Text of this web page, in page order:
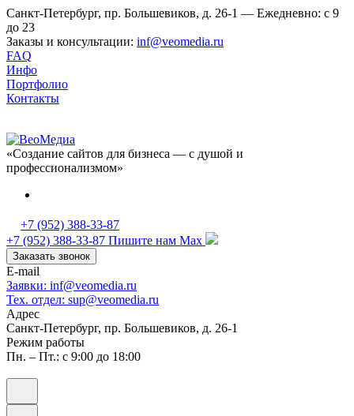
Санкт-Петербург, пр. Большевиков, д. 26-1 — Ежедневно: с 9
до 23
Заказы и консультации: inf@veomedia.ru
FAQ
Инфо
Портфолио
Контакты
«Создание сайтов для бизнеса — с душой и
профессионализмом»
+7 (952) 388-33-87
+7 (952) 388-33-87 Пишите нам Max
Заказать звонок
E-mail
Заявки: inf@veomedia.ru
Тех. отдел: sup@veomedia.ru
Адрес
Санкт-Петербург, пр. Большевиков, д. 26-1
Режим работы
Пн. – Пт.: с 9:00 до 18:00